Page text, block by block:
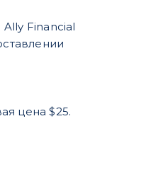
Financial
цена $25.